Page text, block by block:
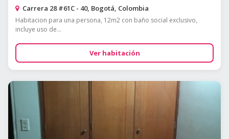
Carrera 28 #61C - 40, Bogotá, Colombia
Habitacion para una persona, 12m2 con baño social exclusivo,
incluye uso de...
Ver habitación